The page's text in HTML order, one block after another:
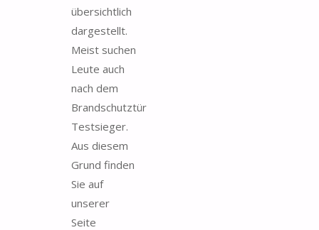
übersichtlich
dargestellt.
Meist suchen
Leute auch
nach dem
Brandschutztür
Testsieger.
Aus diesem
Grund finden
Sie auf
unserer
Seite